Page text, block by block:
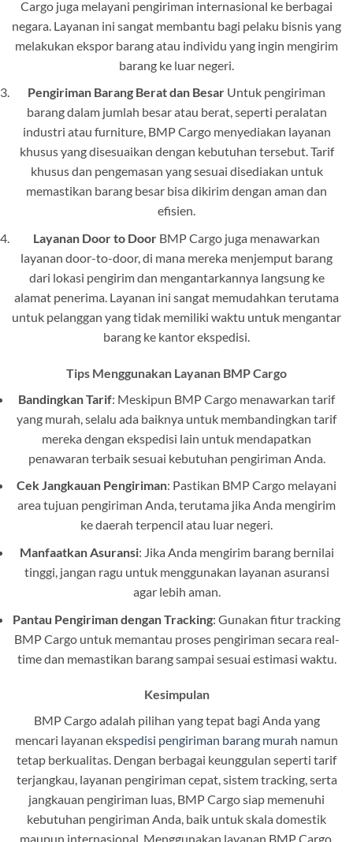
Cargo juga melayani pengiriman internasional ke berbagai
negara. Layanan ini sangat membantu bagi pelaku bisnis yang
melakukan ekspor barang atau individu yang ingin mengirim
barang ke luar negeri.
Pengiriman Barang Berat dan Besar Untuk pengiriman
barang dalam jumlah besar atau berat, seperti peralatan
industri atau furniture, BMP Cargo menyediakan layanan
khusus yang disesuaikan dengan kebutuhan tersebut. Tarif
khusus dan pengemasan yang sesuai disediakan untuk
memastikan barang besar bisa dikirim dengan aman dan
efisien.
Layanan Door to Door BMP Cargo juga menawarkan
layanan door-to-door, di mana mereka menjemput barang
dari lokasi pengirim dan mengantarkannya langsung ke
alamat penerima. Layanan ini sangat memudahkan terutama
untuk pelanggan yang tidak memiliki waktu untuk mengantar
barang ke kantor ekspedisi.
Tips Menggunakan Layanan BMP Cargo
Bandingkan Tarif: Meskipun BMP Cargo menawarkan tarif
yang murah, selalu ada baiknya untuk membandingkan tarif
mereka dengan ekspedisi lain untuk mendapatkan
penawaran terbaik sesuai kebutuhan pengiriman Anda.
Cek Jangkauan Pengiriman: Pastikan BMP Cargo melayani
area tujuan pengiriman Anda, terutama jika Anda mengirim
ke daerah terpencil atau luar negeri.
Manfaatkan Asuransi: Jika Anda mengirim barang bernilai
tinggi, jangan ragu untuk menggunakan layanan asuransi
agar lebih aman.
Pantau Pengiriman dengan Tracking: Gunakan fitur tracking
BMP Cargo untuk memantau proses pengiriman secara real-
time dan memastikan barang sampai sesuai estimasi waktu.
Kesimpulan
BMP Cargo adalah pilihan yang tepat bagi Anda yang
mencari layanan ekspedisi pengiriman barang murah namun
tetap berkualitas. Dengan berbagai keunggulan seperti tarif
terjangkau, layanan pengiriman cepat, sistem tracking, serta
jangkauan pengiriman luas, BMP Cargo siap memenuhi
kebutuhan pengiriman Anda, baik untuk skala domestik
maupun internasional. Menggunakan layanan BMP Cargo,